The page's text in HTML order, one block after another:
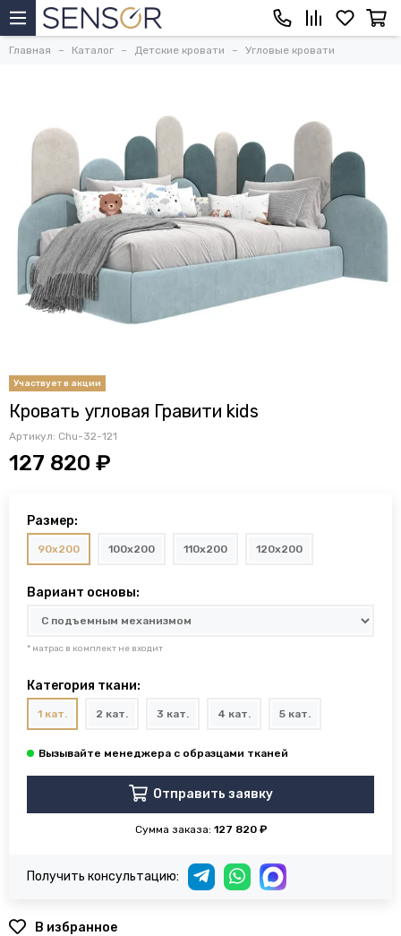
Главная Каталог Детские кровати Угловые кровати
Кровать угловая Гравити kids
Артикул: Chu-32-121
127 820 ₽
Размер:
90x200 100x200 110x200 120x200
Вариант основы:
* матрас в комплект не входит
Категория ткани:
1 кат. 2 кат. 3 кат. 4 кат. 5 кат.
Отправить заявку
Сумма заказа: 127 820 ₽
Получить консультацию:
В избранное